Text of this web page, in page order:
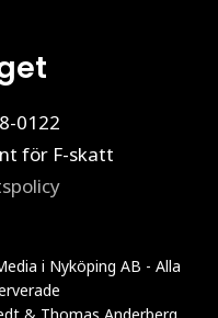
0122
för F-skatt
i Nyköping AB - Alla
& Thomas Anderberg